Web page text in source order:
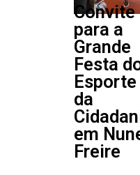
Convite
para a
Grande
Festa
Esporte
da
em
Freire